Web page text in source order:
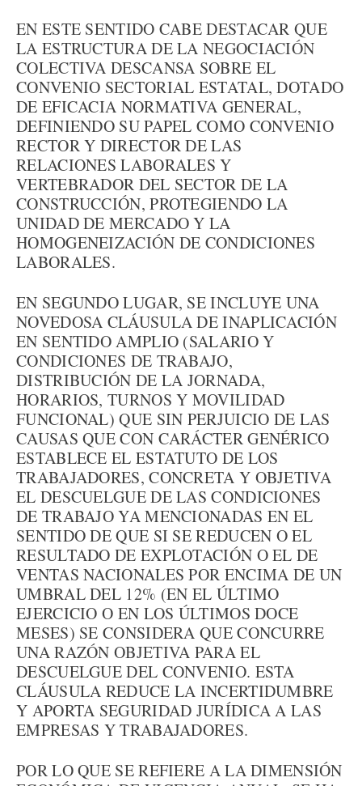
EN ESTE SENTIDO CABE DESTACAR QUE
LA ESTRUCTURA DE LA NEGOCIACIÓN
COLECTIVA DESCANSA SOBRE EL
CONVENIO SECTORIAL ESTATAL, DOTADO
DE EFICACIA NORMATIVA GENERAL,
DEFINIENDO SU PAPEL COMO CONVENIO
RECTOR Y DIRECTOR DE LAS
RELACIONES LABORALES Y
VERTEBRADOR DEL SECTOR DE LA
CONSTRUCCIÓN, PROTEGIENDO LA
UNIDAD DE MERCADO Y LA
HOMOGENEIZACIÓN DE CONDICIONES
LABORALES.
EN SEGUNDO LUGAR, SE INCLUYE UNA
NOVEDOSA CLÁUSULA DE INAPLICACIÓN
EN SENTIDO AMPLIO (SALARIO Y
CONDICIONES DE TRABAJO,
DISTRIBUCIÓN DE LA JORNADA,
HORARIOS, TURNOS Y MOVILIDAD
FUNCIONAL) QUE SIN PERJUICIO DE LAS
CAUSAS QUE CON CARÁCTER GENÉRICO
ESTABLECE EL ESTATUTO DE LOS
TRABAJADORES, CONCRETA Y OBJETIVA
EL DESCUELGUE DE LAS CONDICIONES
DE TRABAJO YA MENCIONADAS EN EL
SENTIDO DE QUE SI SE REDUCEN O EL
RESULTADO DE EXPLOTACIÓN O EL DE
VENTAS NACIONALES POR ENCIMA DE UN
UMBRAL DEL 12% (EN EL ÚLTIMO
EJERCICIO O EN LOS ÚLTIMOS DOCE
MESES) SE CONSIDERA QUE CONCURRE
UNA RAZÓN OBJETIVA PARA EL
DESCUELGUE DEL CONVENIO. ESTA
CLÁUSULA REDUCE LA INCERTIDUMBRE
Y APORTA SEGURIDAD JURÍDICA A LAS
EMPRESAS Y TRABAJADORES.
POR LO QUE SE REFIERE A LA DIMENSIÓN